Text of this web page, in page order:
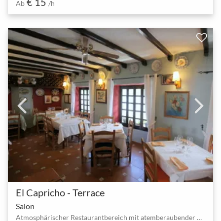
Ab /h
El Capricho - Terrace
Salon
Atmosphärischer Restaurantbereich mit atemberaubender Hanglage